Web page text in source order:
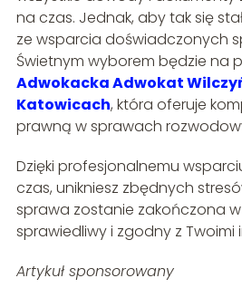
na czas. Jednak, aby tak się
ze wsparcia doświadczonych
Świetnym wyborem będzie na
Adwokacka Adwokat
Katowicach, która oferuje
prawną w sprawach
Dzięki profesjonalnemu
czas, unikniesz zbędnych
sprawa zostanie zakończona
sprawiedliwy i zgodny z Twoimi
Artykuł sponsorowany